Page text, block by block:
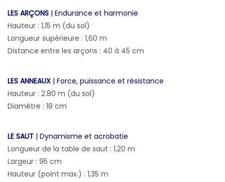
LES ARÇONS | Endurance et harmonie
Hauteur : 1,15 m (du sol)
Longueur supérieure : 1,60 m
Distance entre les arçons : 40 à 45 cm
LES ANNEAUX | Force, puissance et résistance
Hauteur : 2.80 m (du sol)
Diamètre : 18 cm
LE SAUT | Dynamisme et acrobatie
Longueur de la table de saut : 1,20 m
Largeur : 95 cm
Hauteur (point max.) : 1,35 m